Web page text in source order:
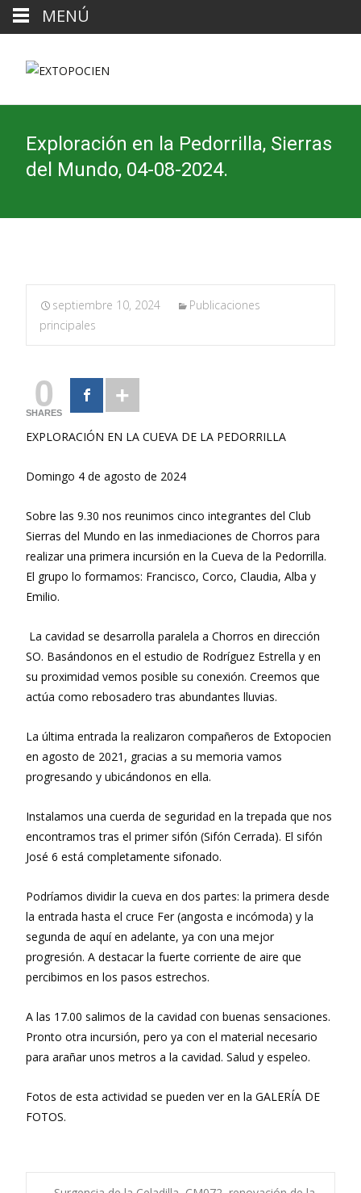
Exploración en la Pedorrilla, Sierras
del Mundo, 04-08-2024.
septiembre 10, 2024
Publicaciones
principales
0
SHARES
EXPLORACIÓN EN LA CUEVA DE LA PEDORRILLA
Domingo 4 de agosto de 2024
Sobre las 9.30 nos reunimos cinco integrantes del Club
Sierras del Mundo en las inmediaciones de Chorros para
realizar una primera incursión en la Cueva de la Pedorrilla.
El grupo lo formamos: Francisco, Corco, Claudia, Alba y
Emilio.
La cavidad se desarrolla paralela a Chorros en dirección
SO. Basándonos en el estudio de Rodríguez Estrella y en
su proximidad vemos posible su conexión. Creemos que
actúa como rebosadero tras abundantes lluvias.
La última entrada la realizaron compañeros de Extopocien
en agosto de 2021, gracias a su memoria vamos
progresando y ubicándonos en ella.
Instalamos una cuerda de seguridad en la trepada que nos
encontramos tras el primer sifón (Sifón Cerrada). El sifón
José 6 está completamente sifonado.
Podríamos dividir la cueva en dos partes: la primera desde
la entrada hasta el cruce Fer (angosta e incómoda) y la
segunda de aquí en adelante, ya con una mejor
progresión. A destacar la fuerte corriente de aire que
percibimos en los pasos estrechos.
A las 17.00 salimos de la cavidad con buenas sensaciones.
Pronto otra incursión, pero ya con el material necesario
para arañar unos metros a la cavidad. Salud y espeleo.
Fotos de esta actividad se pueden ver en la GALERÍA DE
FOTOS.
MENÚ